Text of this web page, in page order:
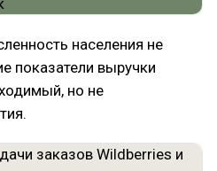
населения не
показатели выручки
но не